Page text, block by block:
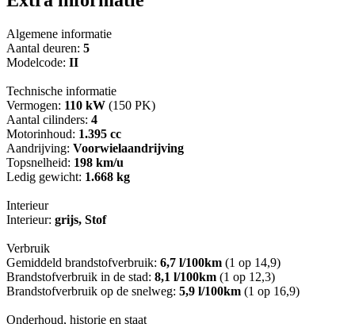
Algemene informatie
Aantal deuren: 5
Modelcode: II
Technische informatie
Vermogen: 110 kW (150 PK)
Aantal cilinders: 4
Motorinhoud: 1.395 cc
Aandrijving: Voorwielaandrijving
Topsnelheid: 198 km/u
Ledig gewicht: 1.668 kg
Interieur
Interieur: grijs, Stof
Verbruik
Gemiddeld brandstofverbruik: 6,7 l/100km (1 op 14,9)
Brandstofverbruik in de stad: 8,1 l/100km (1 op 12,3)
Brandstofverbruik op de snelweg: 5,9 l/100km (1 op 16,9)
Onderhoud, historie en staat